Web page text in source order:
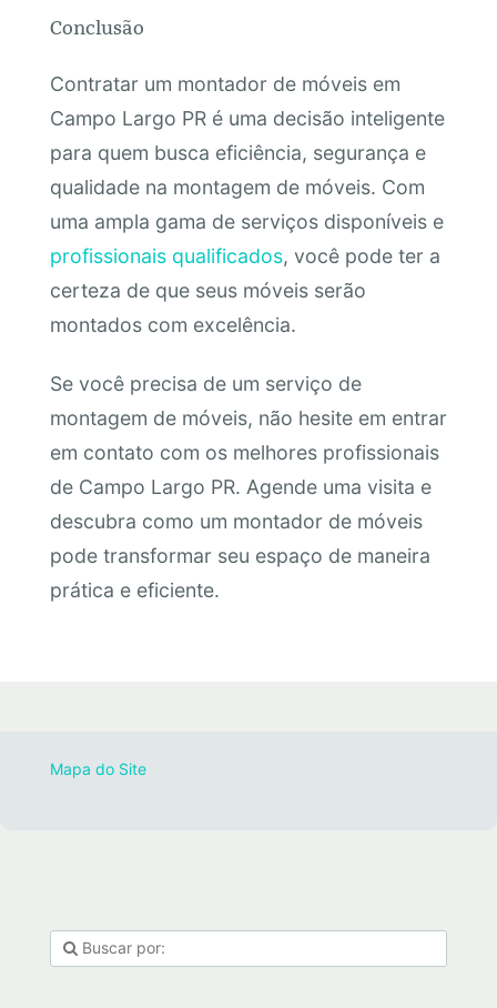
Conclusão
Contratar um montador de móveis em
Campo Largo PR é uma decisão inteligente
para quem busca eficiência, segurança e
qualidade na montagem de móveis. Com
uma ampla gama de serviços disponíveis e
profissionais qualificados, você pode ter a
certeza de que seus móveis serão
montados com excelência.
Se você precisa de um serviço de
montagem de móveis, não hesite em entrar
em contato com os melhores profissionais
de Campo Largo PR. Agende uma visita e
descubra como um montador de móveis
pode transformar seu espaço de maneira
prática e eficiente.
Mapa do Site